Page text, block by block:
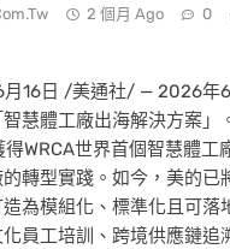
2 個月 Ago 0
16日 /美通社/ — 2026年
慧體工廠出海解決方案」
WRCA世界首個智慧體工
轉型實踐。如今，美的已
為模組化、標準化且可落
員工培訓、跨境供應鏈追